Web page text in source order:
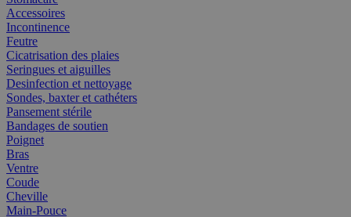
Accessoires
Incontinence
Feutre
Cicatrisation des plaies
Seringues et aiguilles
Desinfection et nettoyage
Sondes, baxter et cathéters
Pansement stérile
Bandages de soutien
Poignet
Bras
Ventre
Coude
Cheville
Main-Pouce